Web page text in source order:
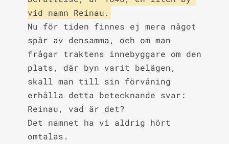
vid namn Reinau.
Nu för tiden finnes ej mera något
spår av densamma, och om man
frågar traktens innebyggare om den
plats, där byn varit belägen,
skall man till sin förvåning
erhålla detta betecknande svar:
Reinau, vad är det?
Det namnet ha vi aldrig hört
omtalas.